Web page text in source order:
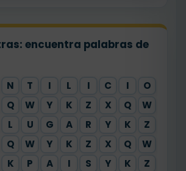
encuentra palabras de
N T I L I C I O
Q W Y K Z X Q W
L U G A R Y K Z
Q W Y K Z X Q W
K P A I S Y K Z